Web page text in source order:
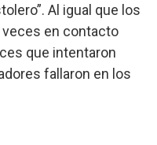
Al igual que los
en contacto
que intentaron
fallaron en los